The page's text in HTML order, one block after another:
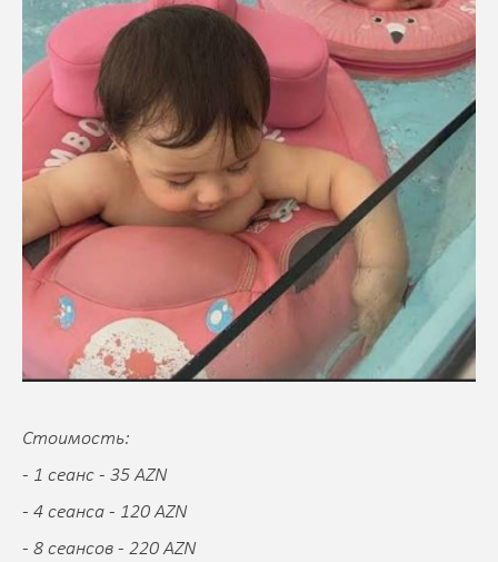
Стоимость:
- 1 сеанс - 35 AZN
- 4 сеанса - 120 AZN
- 8 сеансов - 220 AZN